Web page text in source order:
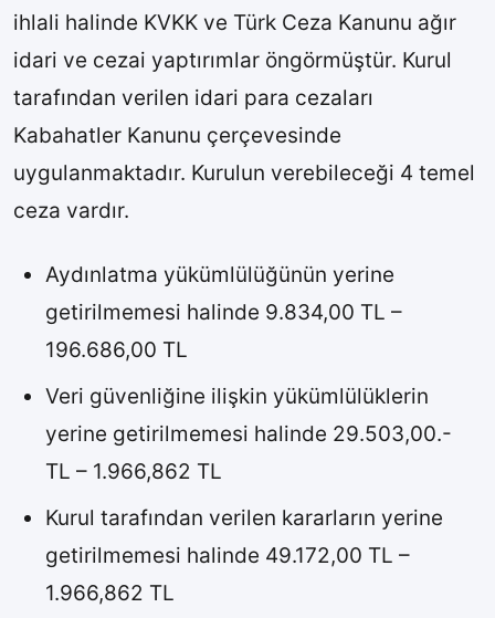
ihlali halinde KVKK ve Türk Ceza Kanunu ağır
idari ve cezai yaptırımlar öngörmüştür. Kurul
tarafından verilen idari para cezaları
Kabahatler Kanunu çerçevesinde
uygulanmaktadır. Kurulun verebileceği 4 temel
ceza vardır.
Aydınlatma yükümlülüğünün yerine
getirilmemesi halinde 9.834,00 TL –
196.686,00 TL
Veri güvenliğine ilişkin yükümlülüklerin
yerine getirilmemesi halinde 29.503,00.-
TL – 1.966,862 TL
Kurul tarafından verilen kararların yerine
getirilmemesi halinde 49.172,00 TL –
1.966,862 TL